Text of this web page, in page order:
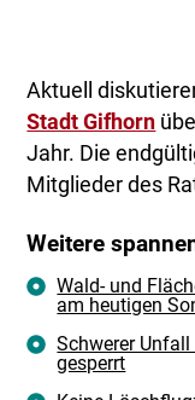
Aktuell
Stadt Gifhorn
Jahr. Die
Mitglieder des
Weitere
Wald- und
am heutigen
Schwerer
gesperrt